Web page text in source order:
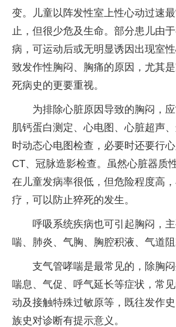
变。儿童以阵发性室上性心动过速
止，但很少危及生命。部分患儿由
病，可运动后或无明显诱因出现室
致发作性胸闷、胸痛的原因，尤其
死病史的更要重视。
为排除心脏原因导致的胸闷，
肌钙蛋白测定、心电图、心脏超声
时动态心电图检查，必要时还要行
CT、冠脉造影检查。虽然心脏器质
在儿童发病率很低，但危险程度高
疗，可以防止猝死的发生。
呼吸系统疾病也可引起胸闷，
喘、肺炎、气胸、胸腔积液、气道阻
支气管哮喘是最常见的，除胸闷
喘息、气促、呼气延长等症状，常
动及接触特殊过敏原等，既往发作
族史对诊断有提示意义。